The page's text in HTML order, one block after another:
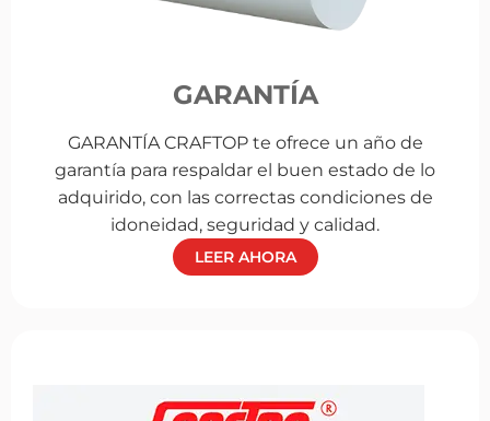
GARANTÍA
GARANTÍA CRAFTOP te ofrece un año de
garantía para respaldar el buen estado de lo
adquirido, con las correctas condiciones de
idoneidad, seguridad y calidad.
LEER AHORA